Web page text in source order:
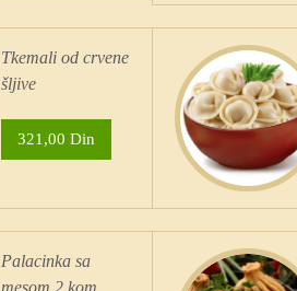
Tkemali od crvene
šljive
321,00 Din
Palacinka sa